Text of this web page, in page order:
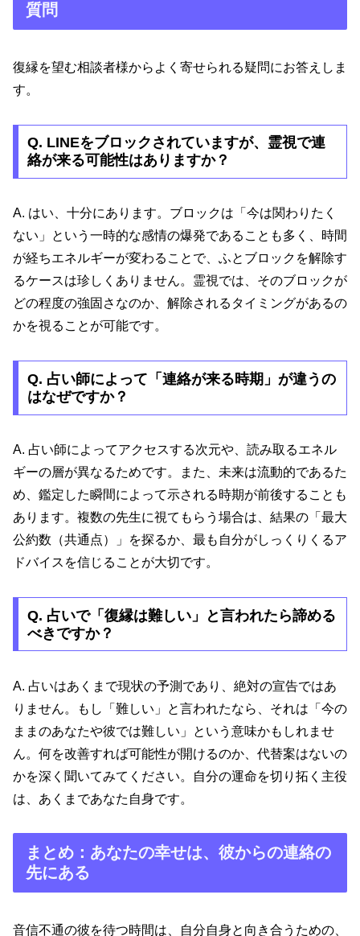
質問
復縁を望む相談者様からよく寄せられる疑問にお答えしま
す。
Q. LINEをブロックされていますが、霊視で連
絡が来る可能性はありますか？
A. はい、十分にあります。ブロックは「今は関わりたく
ない」という一時的な感情の爆発であることも多く、時間
が経ちエネルギーが変わることで、ふとブロックを解除す
るケースは珍しくありません。霊視では、そのブロックが
どの程度の強固さなのか、解除されるタイミングがあるの
かを視ることが可能です。
Q. 占い師によって「連絡が来る時期」が違うの
はなぜですか？
A. 占い師によってアクセスする次元や、読み取るエネル
ギーの層が異なるためです。また、未来は流動的であるた
め、鑑定した瞬間によって示される時期が前後することも
あります。複数の先生に視てもらう場合は、結果の「最大
公約数（共通点）」を探るか、最も自分がしっくりくるア
ドバイスを信じることが大切です。
Q. 占いで「復縁は難しい」と言われたら諦める
べきですか？
A. 占いはあくまで現状の予測であり、絶対の宣告ではあ
りません。もし「難しい」と言われたなら、それは「今の
ままのあなたや彼では難しい」という意味かもしれませ
ん。何を改善すれば可能性が開けるのか、代替案はないの
かを深く聞いてみてください。自分の運命を切り拓く主役
は、あくまであなた自身です。
まとめ：あなたの幸せは、彼からの連絡の
先にある
音信不通の彼を待つ時間は、自分自身と向き合うための、